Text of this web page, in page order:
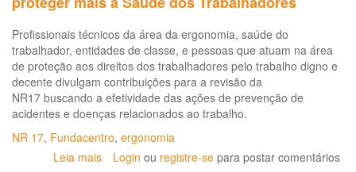
sobre
Trabalhistas
e
Previdenciários
de
Trabalhadoras
e
Trabalhadores
dos
Serviços
Profissionais técnicos da área da ergonomia, saúde do
trabalhador, entidades de classe, e pessoas que atuam na área
de proteção aos direitos dos trabalhadores pelo trabalho digno e
decente divulgam contribuições para a revisão da
NR17 buscando a efetividade das ações de prevenção de
acidentes e doenças relacionados ao trabalho.
NR 17, Fundacentro, ergonomia
Leia mais sobre
Login ou registre-se para postar comentários